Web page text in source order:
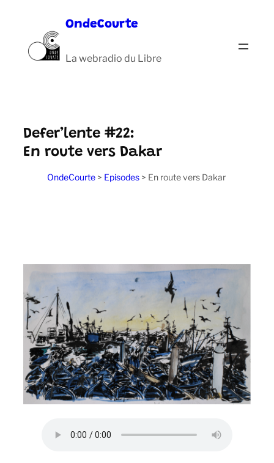
contenu
OndeCourte
La webradio du Libre
Defer’lente #22:
En route vers Dakar
OndeCourte> Episodes> En route vers Dakar